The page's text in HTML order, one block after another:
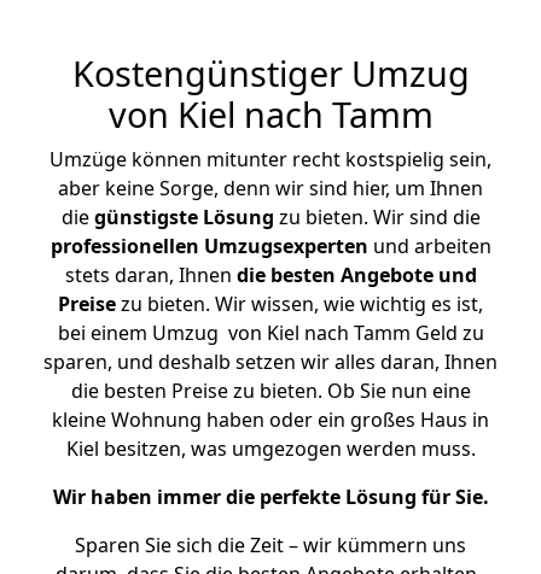
Kostengünstiger Umzug
von Kiel nach Tamm
Umzüge können mitunter recht kostspielig sein,
aber keine Sorge, denn wir sind hier, um Ihnen
diegünstigste Lösung zu bieten. Wir sind die
professionellen Umzugsexperten und arbeiten
stets daran, Ihnen die besten Angebote und
Preisezu bieten. Wir wissen, wie wichtig es ist,
bei einem Umzug von Kiel nach Tamm Geld zu
sparen, und deshalb setzen wir alles daran, Ihnen
die besten Preise zu bieten. Ob Sie nun eine
kleine Wohnung haben oder ein großes Haus in
Kiel besitzen, was umgezogen werden muss.
Wir haben immer die perfekte Lösung für Sie.
Sparen Sie sich die Zeit – wir kümmern uns